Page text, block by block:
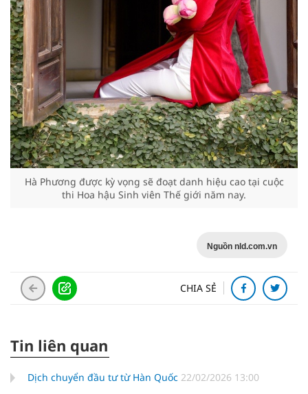
Hà Phương được kỳ vọng sẽ đoạt danh hiệu cao tại cuộc
thi Hoa hậu Sinh viên Thế giới năm nay.
Nguồn nld.com.vn
CHIA SẺ
Tin liên quan
Dịch chuyển đầu tư từ Hàn Quốc 22/02/2026 13:00